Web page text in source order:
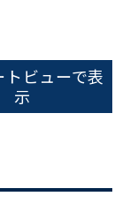
トビューで表
示